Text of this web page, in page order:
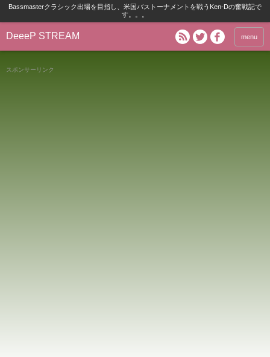
Bassmasterクラシック出場を目指し、米国バストーナメントを戦うKen-Dの奮戦記で
す。。。
DeeeP STREAM menu
スポンサーリンク